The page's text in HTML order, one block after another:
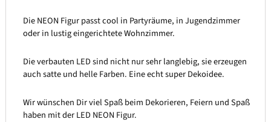
Die NEON Figur passt cool in Partyräume, in Jugendzimmer
oder in lustig eingerichtete Wohnzimmer.
Die verbauten LED sind nicht nur sehr langlebig, sie erzeugen
auch satte und helle Farben. Eine echt super Dekoidee.
Wir wünschen Dir viel Spaß beim Dekorieren, Feiern und Spaß
haben mit der LED NEON Figur.